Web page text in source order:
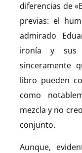
diferencias de
previas: el
admirado
ironía y sus
sinceramente
libro pueden
como
mezcla y no
conjunto.
Aunque,